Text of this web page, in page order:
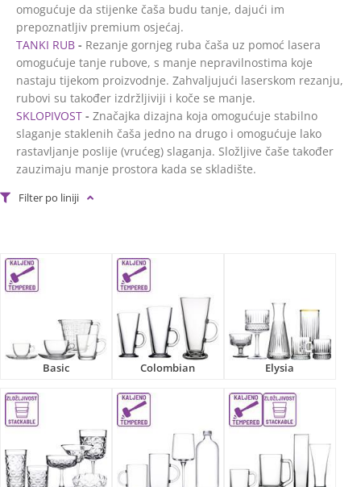
omogućuje da stijenke čaša budu tanje, dajući im
prepoznatljiv premium osjećaj.
TANKI RUB - Rezanje gornjeg ruba čaša uz pomoć lasera
omogućuje tanje rubove, s manje nepravilnostima koje
nastaju tijekom proizvodnje. Zahvaljujući laserskom rezanju,
rubovi su također izdržljiviji i koče se manje.
SKLOPIVOST - Značajka dizajna koja omogućuje stabilno
slaganje staklenih čaša jedno na drugo i omogućuje lako
rastavljanje poslije (vrućeg) slaganja. Složljive čaše također
zauzimaju manje prostora kada se skladište.
Filter po liniji
Basic Colombian Elysia